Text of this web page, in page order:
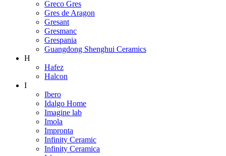
Greco Gres
Gres de Aragon
Gresant
Gresmanc
Grespania
Guangdong Shenghui Ceramics
H
Hafez
Halcon
I
Ibero
Idalgo Home
Imagine lab
Imola
Impronta
Infinity Ceramic
Infinity Ceramica